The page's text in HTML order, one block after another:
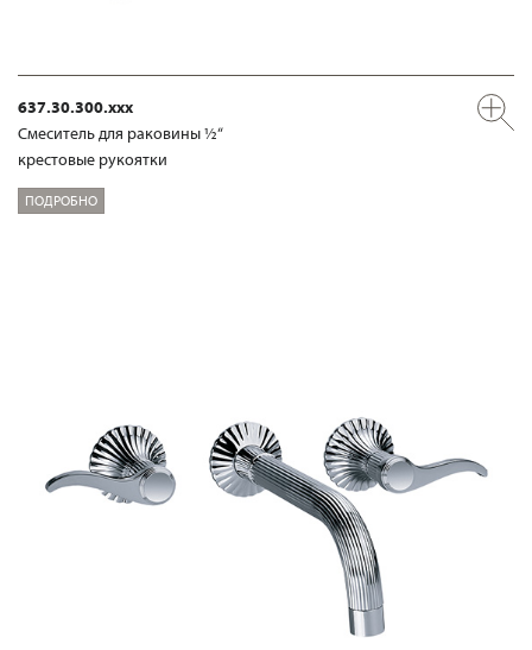
637.30.300.xxx
Смеситель для раковины ½“
крестовые рукоятки
ПОДРОБНО